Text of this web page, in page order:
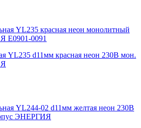
YL235 d11мм красная неон 230В мон.